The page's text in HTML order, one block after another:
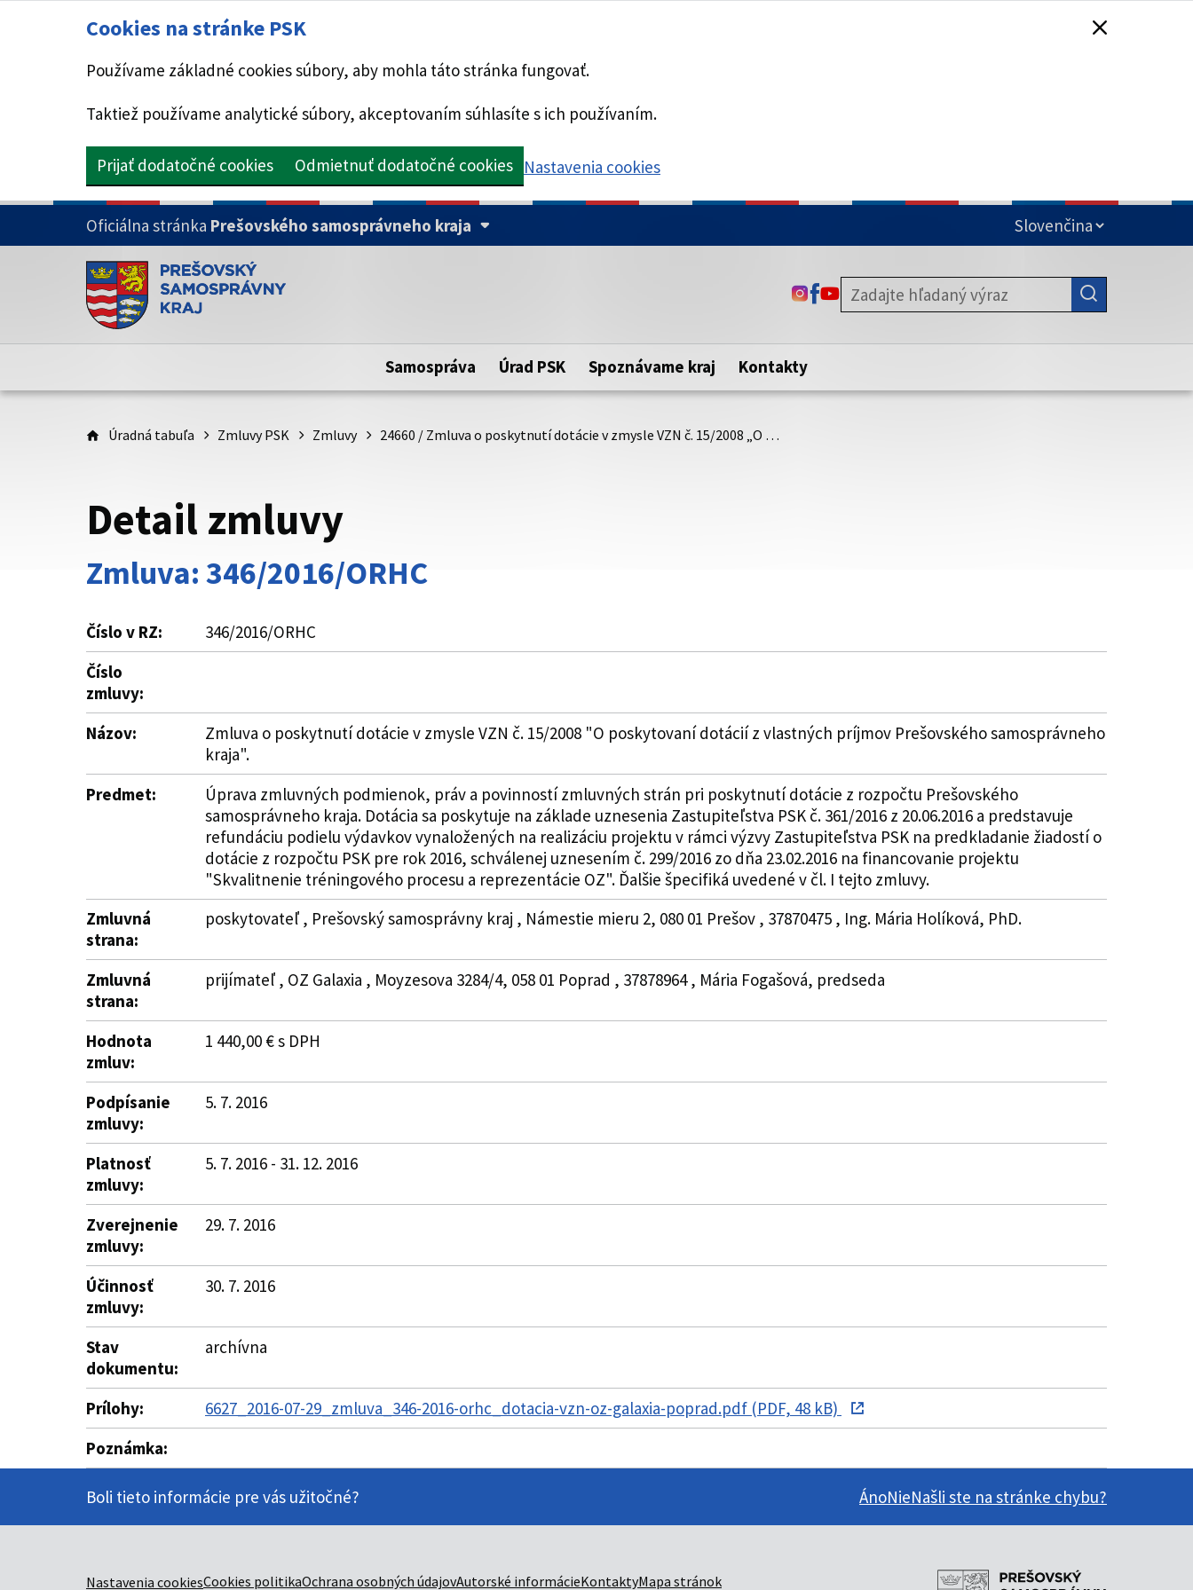
Cookies na stránke PSK
Používame základné cookies súbory, aby mohla táto stránka fungovať.
Taktiež používame analytické súbory, akceptovaním súhlasíte s ich používaním.
Prijať dodatočné cookies Odmietnuť dodatočné cookies Nastavenia cookies
PRESKOČIŤ NA HLAVNÝ OBSAH
Oficiálna stránka Prešovského samosprávneho kraja
Doména psk.sk je oficiálna
Toto je oficiálna webová stránka Prešovského samosprávneho kraja.
Táto stránka je zabezpečená
zabezpečenú webovú stránku. Zabezpečená stránka vždy začína
https:// pred názvom domény webového sídla.
ODKAZ SA OTVORÍ NA NOVEJ KARTE
ODKAZ SA OTVORÍ NA NOVEJ KARTE
ODKAZ SA OTVORÍ NA NOVEJ KARTE
Samospráva Úrad PSK Spoznávame kraj Kontakty
Úradná tabuľa Zmluvy PSK Zmluvy 24660 / Zmluva o poskytnutí dotácie v zmysle VZN č. 15/2008 „O …
Detail zmluvy
Zmluva: 346/2016/ORHC
Číslo v RZ:
346/2016/ORHC
Číslo
zmluvy:
Názov:
Zmluva o poskytnutí dotácie v zmysle VZN č. 15/2008 "O poskytovaní dotácií z vlastných príjmov Prešovského samosprávneho
kraja".
Predmet:
Úprava zmluvných podmienok, práv a povinností zmluvných strán pri poskytnutí dotácie z rozpočtu Prešovského
samosprávneho kraja. Dotácia sa poskytuje na základe uznesenia Zastupiteľstva PSK č. 361/2016 z 20.06.2016 a predstavuje
refundáciu podielu výdavkov vynaložených na realizáciu projektu v rámci výzvy Zastupiteľstva PSK na predkladanie žiadostí o
dotácie z rozpočtu PSK pre rok 2016, schválenej uznesením č. 299/2016 zo dňa 23.02.2016 na financovanie projektu
"Skvalitnenie tréningového procesu a reprezentácie OZ". Ďalšie špecifiká uvedené v čl. I tejto zmluvy.
Zmluvná
strana:
poskytovateľ , Prešovský samosprávny kraj , Námestie mieru 2, 080 01 Prešov , 37870475 , Ing. Mária Holíková, PhD.
Zmluvná
strana:
prijímateľ , OZ Galaxia , Moyzesova 3284/4, 058 01 Poprad , 37878964 , Mária Fogašová, predseda
Hodnota
zmluv:
1 440,00 € s DPH
Podpísanie
zmluvy:
5. 7. 2016
Platnosť
zmluvy:
5. 7. 2016 - 31. 12. 2016
Zverejnenie
zmluvy:
29. 7. 2016
Účinnosť
zmluvy:
30. 7. 2016
Stav
dokumentu:
archívna
Prílohy:
6627_2016-07-29_zmluva_346-2016-orhc_dotacia-vzn-oz-galaxia-poprad.pdf (PDF, 48 kB)
Poznámka:
Boli tieto informácie pre vás užitočné? ÁnoNieNašli ste na stránke chybu?
Nastavenia cookiesCookies politikaOchrana osobných údajovAutorské informácieKontaktyMapa stránok